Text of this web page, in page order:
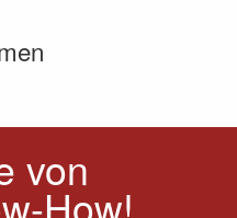
von
How!